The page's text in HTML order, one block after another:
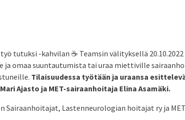
tutuksi -kahvilan ☕ Teamsin välityksellä 20.10.2022
ja omaa suuntautumista tai uraa miettiville
Tilaisuudessa työtään ja uraansa
Ajasto ja MET-sairaanhoitaja Elina Asamäki.
Sairaanhoitajat, Lastenneurologian hoitajat ry ja